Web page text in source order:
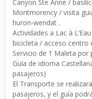
Canyon Ste Anne /
Montmorency / visita
huron-wendat .
Actividades a Lac à
bicicleta / acceso centro
Servicio de 1 Maleta por
Guía de idioma
pasajeros)
El Transporte se
pasajeros, y el guía